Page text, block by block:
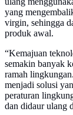
yang
virgin, sehingga
produk awal.
“Kemajuan
semakin banyak
ramah
menjadi solusi
peraturan
dan didaur ulang